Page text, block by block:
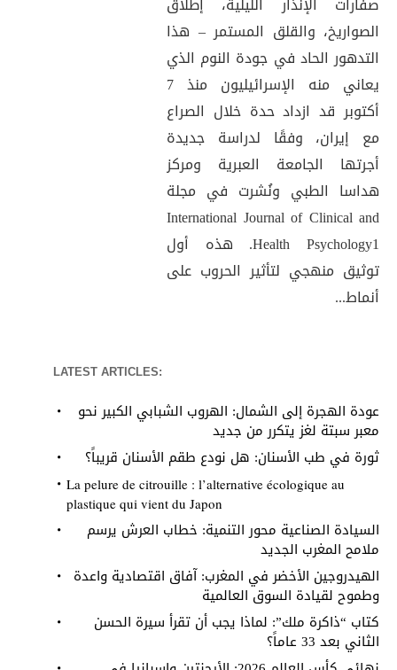
الصواريخ، والقلق المستمر – هذا
التدهور الحاد في جودة النوم الذي
يعاني منه الإسرائيليون منذ 7
أكتوبر قد ازداد حدة خلال الصراع
مع إيران، وفقًا لدراسة جديدة
أجرتها الجامعة العبرية ومركز
هداسا الطبي ونُشرت في مجلة
International Journal of Clinical and
Health Psychology1. هذه أول
توثيق منهجي لتأثير الحروب على
أنماط...
LATEST ARTICLES:
عودة الهجرة إلى الشمال: الهروب الشبابي الكبير نحو
معبر سبتة لغز يتكرر من جديد
ثورة في طب الأسنان: هل نودع طقم الأسنان قريباً؟
La pelure de citrouille : l’alternative écologique au
plastique qui vient du Japon
السيادة الصناعية محور التنمية: خطاب العرش يرسم
ملامح المغرب الجديد
الهيدروجين الأخضر في المغرب: آفاق اقتصادية واعدة
وطموح لقيادة السوق العالمية
كتاب “ذاكرة ملك”: لماذا يجب أن تقرأ سيرة الحسن
الثاني بعد 33 عاماً؟